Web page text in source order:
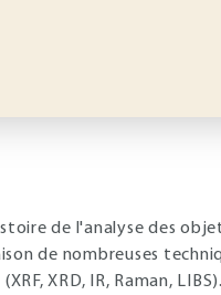
de l'analyse des
de nombreuses
XRD, IR, Raman,